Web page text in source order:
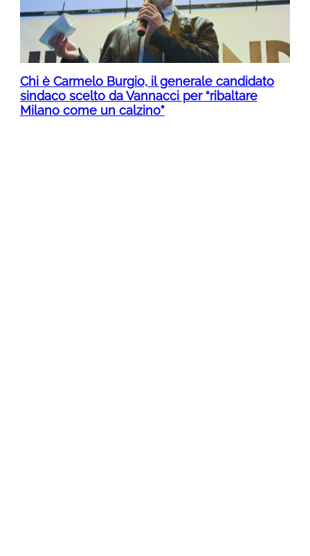
Chi è Carmelo Burgio, il generale candidato
sindaco scelto da Vannacci per “ribaltare
Milano come un calzino”